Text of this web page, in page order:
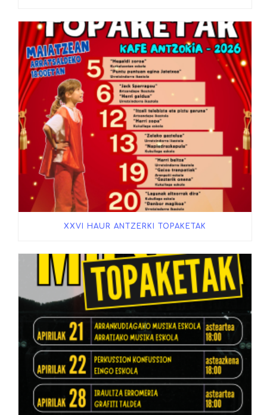
XXVI HAUR ANTZERKI TOPAKETAK